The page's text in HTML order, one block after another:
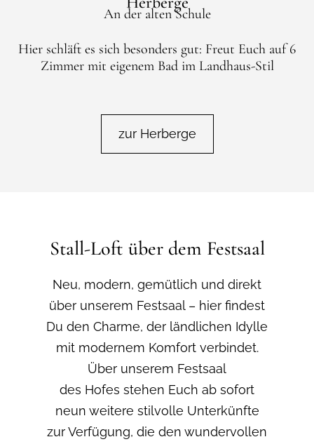
Hier schläft es sich besonders gut: Freut Euch auf 6
Zimmer mit eigenem Bad im Landhaus-Stil
An der alten Schule
zur Herberge
Stall-Loft über dem Festsaal
Neu, modern, gemütlich und direkt
über unserem Festsaal – hier findest
Du den Charme, der ländlichen Idylle
mit modernem Komfort verbindet.
Über unserem Festsaal
des Hofes stehen Euch ab sofort
neun weitere stilvolle Unterkünfte
zur Verfügung, die den wundervollen